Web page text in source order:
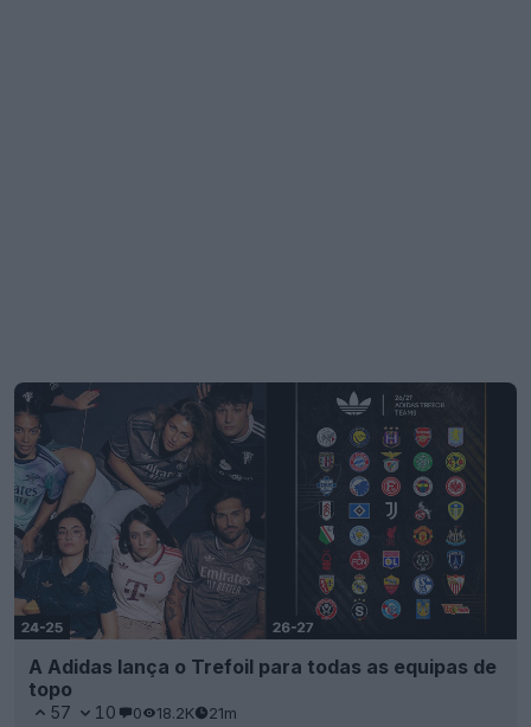
A Adidas lança o Trefoil para todas as equipas de
topo
57 10 0 18.2K 21m